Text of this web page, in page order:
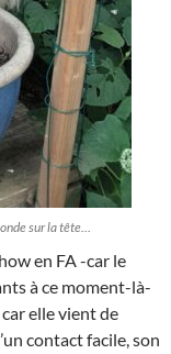
sur la tête…
en FA -car le
à ce moment-là-
elle vient de
contact facile, son